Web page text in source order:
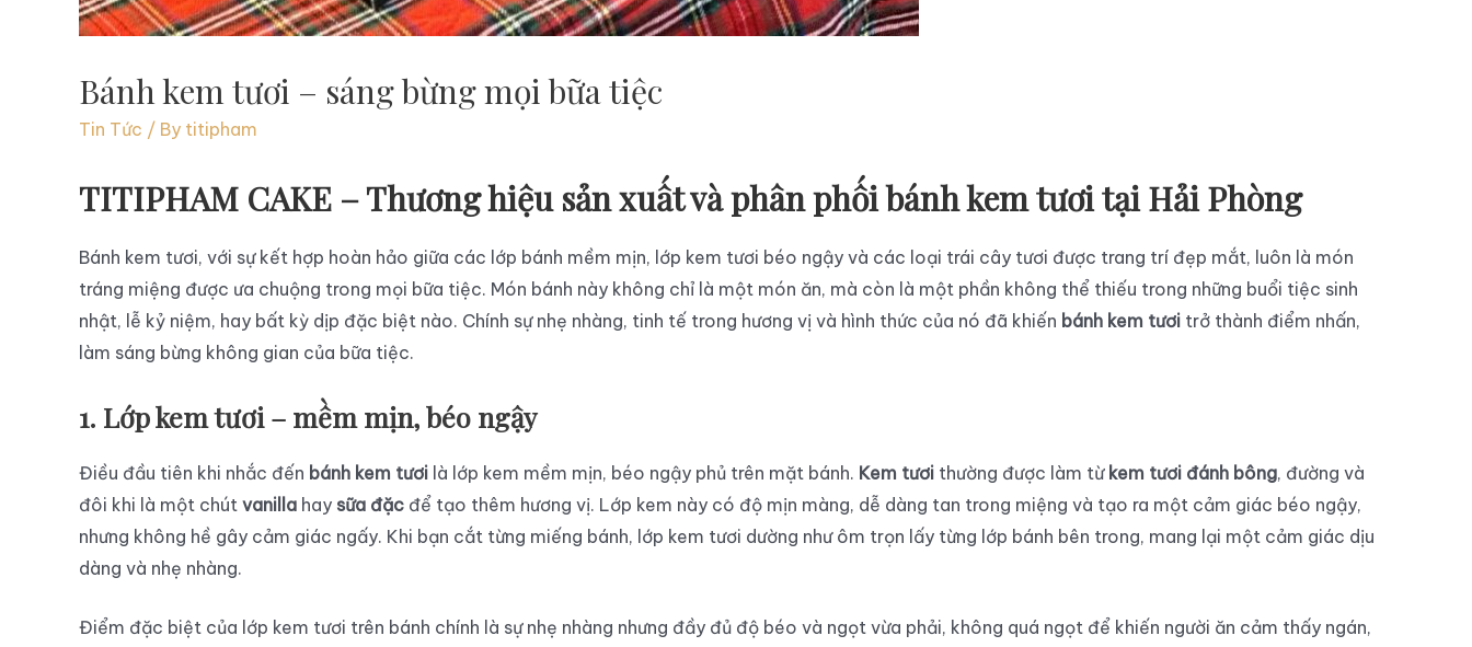
Bánh kem tươi – sáng bừng mọi bữa tiệc
Tin Tức / By titipham
TITIPHAM CAKE – Thương hiệu sản xuất và phân phối bánh kem tươi tại Hải Phòng
Bánh kem tươi, với sự kết hợp hoàn hảo giữa các lớp bánh mềm mịn, lớp kem tươi béo ngậy và các loại trái cây tươi được trang trí đẹp mắt, luôn là món
tráng miệng được ưa chuộng trong mọi bữa tiệc. Món bánh này không chỉ là một món ăn, mà còn là một phần không thể thiếu trong những buổi tiệc sinh
nhật, lễ kỷ niệm, hay bất kỳ dịp đặc biệt nào. Chính sự nhẹ nhàng, tinh tế trong hương vị và hình thức của nó đã khiến bánh kem tươi trở thành điểm nhấn,
làm sáng bừng không gian của bữa tiệc.
1. Lớp kem tươi – mềm mịn, béo ngậy
Điều đầu tiên khi nhắc đến bánh kem tươi là lớp kem mềm mịn, béo ngậy phủ trên mặt bánh. Kem tươi thường được làm từ kem tươi đánh bông, đường và
đôi khi là một chút vanilla hay sữa đặc để tạo thêm hương vị. Lớp kem này có độ mịn màng, dễ dàng tan trong miệng và tạo ra một cảm giác béo ngậy,
nhưng không hề gây cảm giác ngấy. Khi bạn cắt từng miếng bánh, lớp kem tươi dường như ôm trọn lấy từng lớp bánh bên trong, mang lại một cảm giác dịu
dàng và nhẹ nhàng.
Điểm đặc biệt của lớp kem tươi trên bánh chính là sự nhẹ nhàng nhưng đầy đủ độ béo và ngọt vừa phải, không quá ngọt để khiến người ăn cảm thấy ngán,